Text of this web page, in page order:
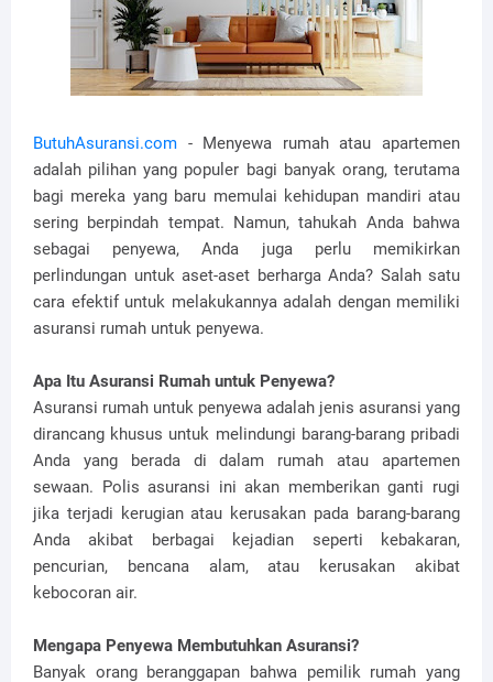
ButuhAsuransi.com - Menyewa rumah atau apartemen
adalah pilihan yang populer bagi banyak orang, terutama
bagi mereka yang baru memulai kehidupan mandiri atau
sering berpindah tempat. Namun, tahukah Anda bahwa
sebagai penyewa, Anda juga perlu memikirkan
perlindungan untuk aset-aset berharga Anda? Salah satu
cara efektif untuk melakukannya adalah dengan memiliki
asuransi rumah untuk penyewa.
Apa Itu Asuransi Rumah untuk Penyewa?
Asuransi rumah untuk penyewa adalah jenis asuransi yang
dirancang khusus untuk melindungi barang-barang pribadi
Anda yang berada di dalam rumah atau apartemen
sewaan. Polis asuransi ini akan memberikan ganti rugi
jika terjadi kerugian atau kerusakan pada barang-barang
Anda akibat berbagai kejadian seperti kebakaran,
pencurian, bencana alam, atau kerusakan akibat
kebocoran air.
Mengapa Penyewa Membutuhkan Asuransi?
Banyak orang beranggapan bahwa pemilik rumah yang